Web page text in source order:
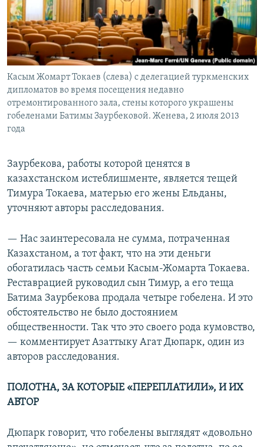
Касым Жомарт Токаев (слева) с делегацией туркменских
дипломатов во время посещения недавно
отремонтированного зала, стены которого украшены
гобеленами Батимы Заурбековой. Женева, 2 июля 2013
года
Заурбекова, работы которой ценятся в
казахстанском истеблишменте, является тещей
Тимура Токаева, матерью его жены Ельданы,
уточняют авторы расследования.
— Нас заинтересовала не сумма, потраченная
Казахстаном, а тот факт, что на эти деньги
обогатилась часть семьи Касым-Жомарта Токаева.
Реставрацией руководил сын Тимур, а его теща
Батима Заурбекова продала четыре гобелена. И это
обстоятельство не было достоянием
общественности. Так что это своего рода кумовство,
— комментирует Азаттыку Агат Дюпарк, один из
авторов расследования.
ПОЛОТНА, ЗА КОТОРЫЕ «ПЕРЕПЛАТИЛИ», И ИХ
АВТОР
Дюпарк говорит, что гобелены выглядят «довольно